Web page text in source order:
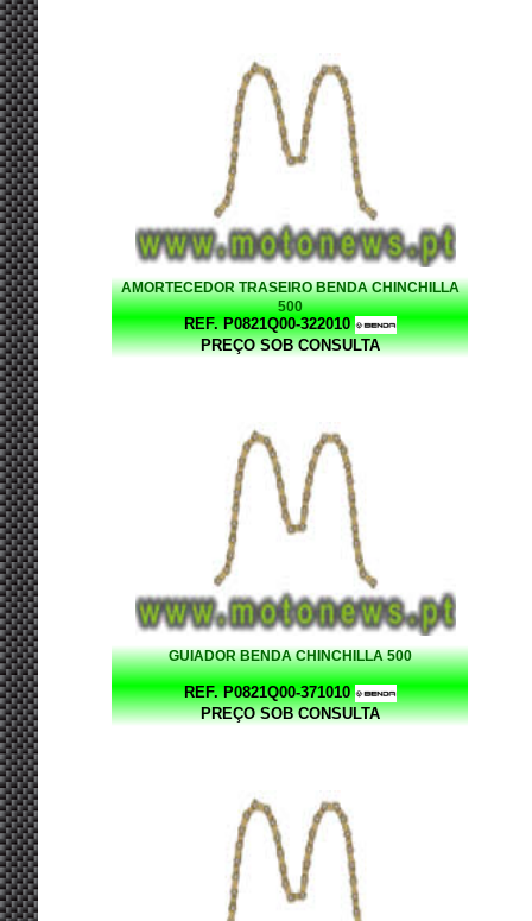
AMORTECEDOR TRASEIRO BENDA CHINCHILLA
500
REF. P0821Q00-322010
PREÇO SOB CONSULTA
GUIADOR BENDA CHINCHILLA 500
REF. P0821Q00-371010
PREÇO SOB CONSULTA